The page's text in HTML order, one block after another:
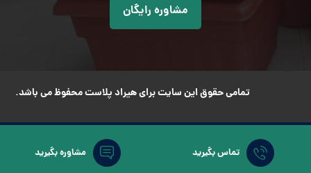
مشاوره رایگان
تمامی حقوق این سایت برای هیراد پلاست محفوظ می باشد.
تماس بگیرید مشاوره بگیرید